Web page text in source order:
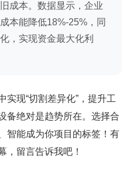
成本。数据显示，企业
本能降低18%-25%，同
，实现资金最大化利
实现“切割差异化”，提升工
备绝对是趋势所在。选择合
智能成为你项目的标签！有
，留言告诉我吧！